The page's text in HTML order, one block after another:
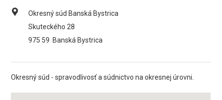
Okresný súd Banská Bystrica
Skuteckého 28
975 59 Banská Bystrica
Okresný súd - spravodlivosť a súdnictvo na okresnej úrovni.